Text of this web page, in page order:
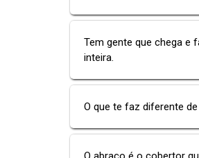
Tem gente que chega e
inteira.
O que te faz diferente